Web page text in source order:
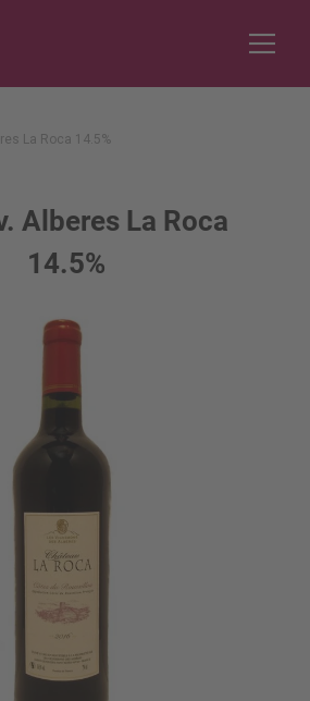
La Roca 14.5%
Alberes La Roca
14.5%